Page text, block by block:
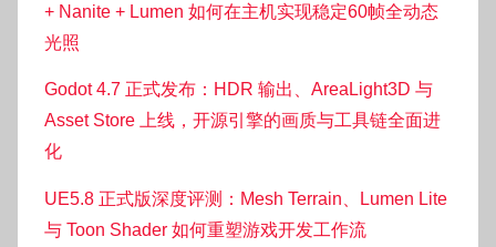
+ Nanite + Lumen 如何在主机实现稳定60帧全动态
光照
Godot 4.7 正式发布：HDR 输出、AreaLight3D 与
Asset Store 上线，开源引擎的画质与工具链全面进
化
UE5.8 正式版深度评测：Mesh Terrain、Lumen Lite
与 Toon Shader 如何重塑游戏开发工作流